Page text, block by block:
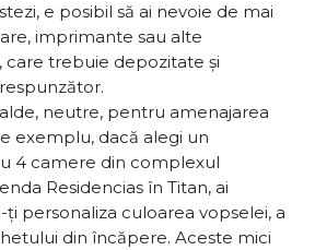
e posibil să ai nevoie de mai
imprimante sau alte
trebuie depozitate și
neutre, pentru amenajarea
exemplu, dacă alegi un
4 camere din complexul
Residencias în Titan, ai
personaliza culoarea vopselei, a
din încăpere. Aceste mici